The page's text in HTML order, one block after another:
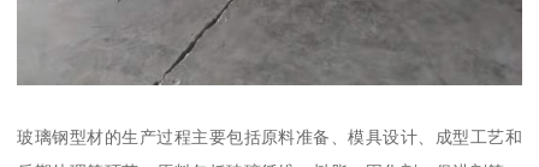
玻璃钢型材的生产过程主要包括原料准备、模具设计、成型工艺和